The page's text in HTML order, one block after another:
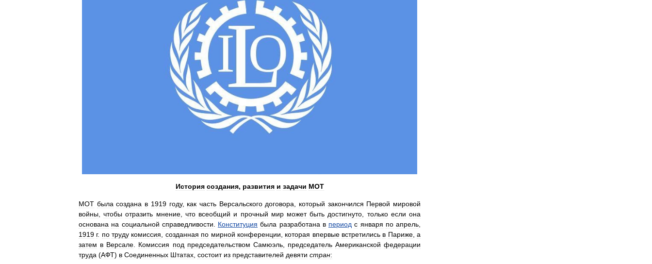
История создания, развития и задачи МОТ
МОТ была создана в 1919 году, как часть Версальского договора который закончился Первой мировой
войны ,чтобы отразить мнение, что всеобщий и прочный мир может быть достигнуто только если она
основана на социальной справедливости Конституция была разработана в период с января по апрель
1919 г. по труду комиссия созданная по мирной конференции которая впервые встретились в Париже,а
затем в Версале Комиссия под председательством Самюэль, председатель Американской федерации
труда (АФТ) в Соединенных Штатах состоит из представителей девяти стран: